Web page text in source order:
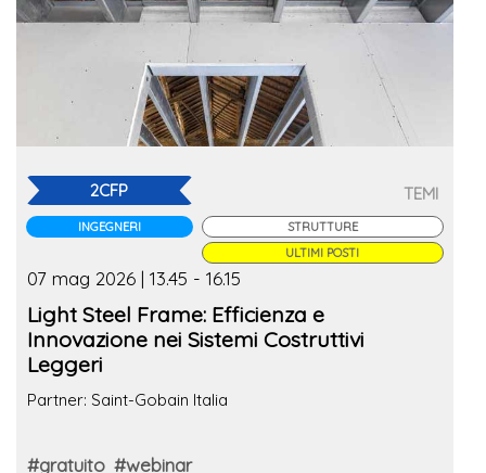
2CFP
INGEGNERI
TEMI
STRUTTURE
ULTIMI POSTI
07 mag 2026 | 13.45 - 16.15
Light Steel Frame: Efficienza e
Innovazione nei Sistemi Costruttivi
Leggeri
Partner: Saint-Gobain Italia
#gratuito #webinar